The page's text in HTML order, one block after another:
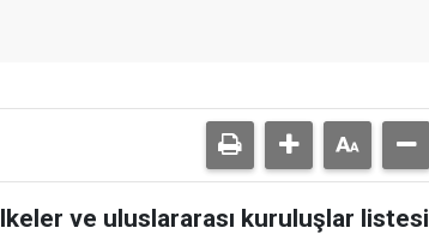
ve uluslararası kuruluşlar listesi